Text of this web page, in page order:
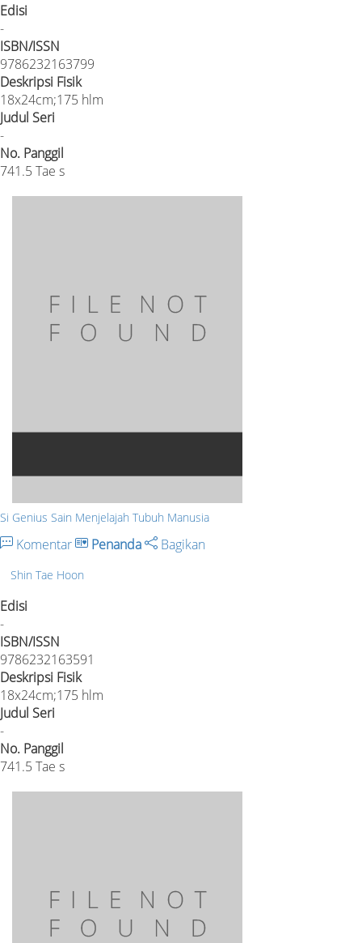
Edisi
-
ISBN/ISSN
9786232163799
Deskripsi Fisik
18x24cm;175 hlm
Judul Seri
-
No. Panggil
741.5 Tae s
Si Genius Sain Menjelajah Tubuh Manusia
Komentar Penanda Bagikan
Shin Tae Hoon
Edisi
-
ISBN/ISSN
9786232163591
Deskripsi Fisik
18x24cm;175 hlm
Judul Seri
-
No. Panggil
741.5 Tae s